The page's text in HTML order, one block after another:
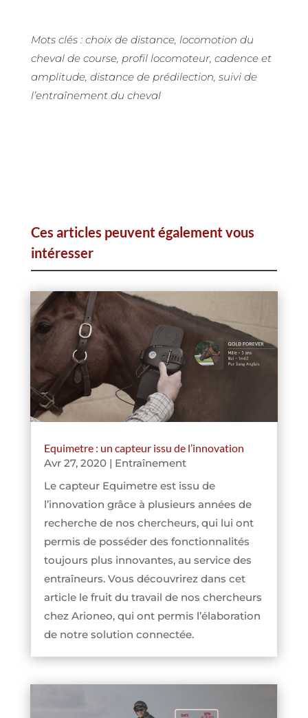
Mots clés : choix de distance, locomotion du
cheval de course, profil locomoteur, cadence et
amplitude, distance de prédilection, suivi de
l’entraînement du cheval
Ces articles peuvent également vous
intéresser
Equimetre : un capteur issu de l’innovation
Avr 27, 2020| Entraînement
Le capteur Equimetre est issu de
l’innovation grâce à plusieurs années de
recherche de nos chercheurs, qui lui ont
permis de posséder des fonctionnalités
toujours plus innovantes, au service des
entraîneurs. Vous découvrirez dans cet
article le fruit du travail de nos chercheurs
chez Arioneo, qui ont permis l’élaboration
de notre solution connectée.